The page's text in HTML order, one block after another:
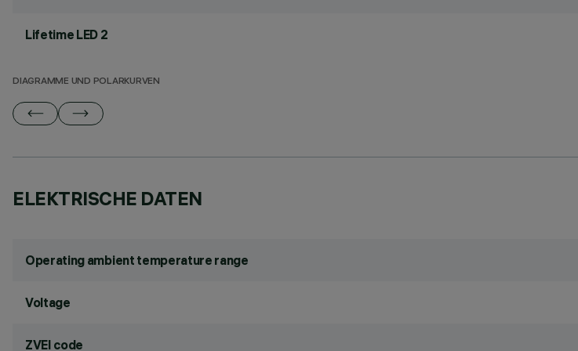
Lifetime LED 2
DIAGRAMME UND POLARKURVEN
ELEKTRISCHE DATEN
Operating ambient temperature range
Voltage
ZVEI code